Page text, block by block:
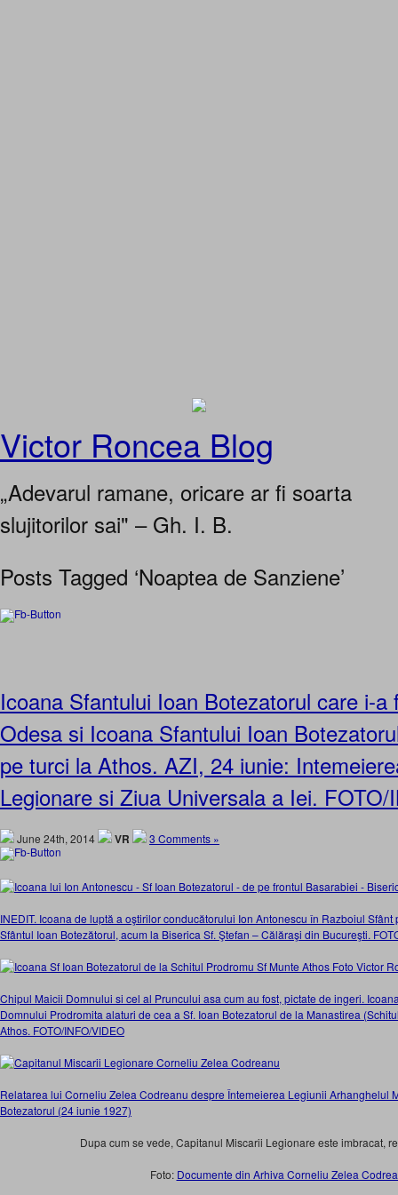
Victor Roncea Blog
„Adevarul ramane, oricare ar fi soarta
slujitorilor sai" – Gh. I. B.
Posts Tagged ‘Noaptea de Sanziene’
Icoana Sfantului Ioan Botezatorul care i-a
Odesa si Icoana Sfantului Ioan
pe turci la Athos. AZI, 24 iunie:
Legionare si Ziua Universala a Iei. FOTO/
June 24th, 2014 VR 3 Comments »
INEDIT. Icoana de luptă a oştirilor conducătorului Ion Antonescu în Razboiul
Sfântul Ioan Botezătorul, acum la Biserica Sf. Ştefan – Călăraşi din Bucureşti.
Chipul Maicii Domnului si cel al Pruncului asa cum au fost, pictate de ingeri.
Domnului Prodromita alaturi de cea a Sf. Ioan Botezatorul de la Manastirea
Athos. FOTO/INFO/VIDEO
Relatarea lui Corneliu Zelea Codreanu despre Întemeierea Legiunii Arhanghelul
Botezatorul (24 iunie 1927)
Dupa cum se vede, Capitanul Miscarii Legionare este imbracat,
Foto: Documente din Arhiva Corneliu Zelea